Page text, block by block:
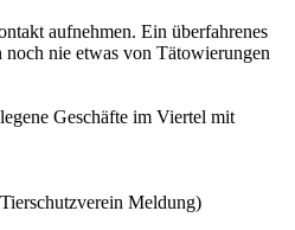
aufnehmen. Ein überfahrenes
noch nie etwas von Tätowierungen
Geschäfte im Viertel mit
Meldung)